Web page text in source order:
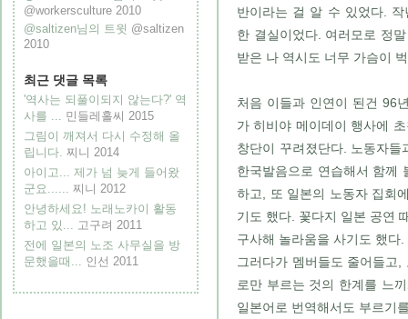
@workersculture 2010
@saltizen님의 트윗 @saltizen
2010
최근 댓글 목록
'역사는 되풀이되지 않는다?' 역
사를 ... 민들레홀씨 2015
그림이 깨져서 다시 수정해 올
립니다. 찌니 2014
아이고... 제가 넘 늦게 들어왔
군요......
찌니 2012
안녕하세요! 노래노카이 활동
하고 있...
고구려 2011
전에 일본의 노조 사무실을 방
문했을때...
인선 2011
반이라는 걸 알 수 있었다.
한 결실이었다. 여러모로 정
받은 나 역시도 너무 가슴이
처음 이들과 인연이 된건 96
가 히비야 메이데이 행사에
창단이 꾸려졌단다. 노동자
한국발음으로 연습해서 함께
하고, 또 일본의 노동자 집회
기도 했다. 꽃다지 일본 공연
구사해 놀라움을 사기도 했다.
그러다가 멤버들도 줄어들고
로만 부르는 것의 한계를 느
일본어로 번역해서도 부르기